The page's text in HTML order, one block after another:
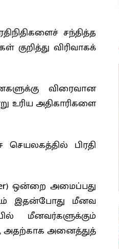
சந்தித்த
விரிவாகக்
விரைவான
உரிய அதிகாரிகளை
பிரதி
ஒன்றை அமைப்பது
இதன்போது மீனவ
மீனவர்களுக்கும்
அதற்காக அனைத்துத்